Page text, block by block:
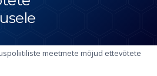
meetmete mõjud ettevõtete